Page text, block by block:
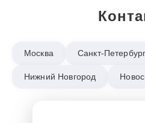
Москва Санкт-Петербург
Нижний Новгород